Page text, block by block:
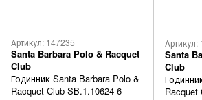
Артикул: 147235
Santa Barbara Polo & Racquet
Club
Годинник Santa Barbara Polo &
Racquet Club SB.1.10624-6
Артикул:
Santa
Club
Racquet